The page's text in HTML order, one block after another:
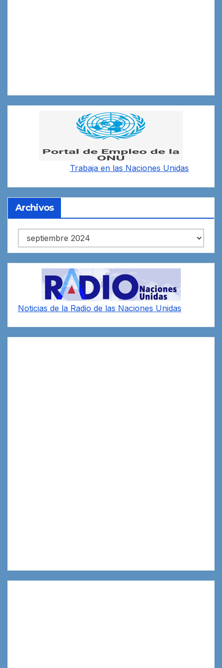
Trabaja en las Naciones Unidas
Archivos
Archivos
Noticias de la Radio de las Naciones Unidas